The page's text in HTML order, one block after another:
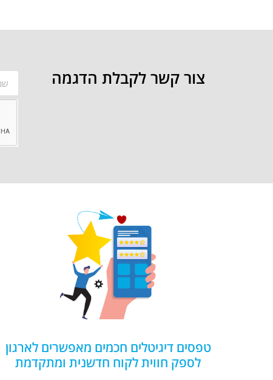
צור קשר לקבלת הדגמה
טפסים דיגיטלים חכמים מאפשרים לארגון
לספק חווית לקוח חדשנית ומתקדמת